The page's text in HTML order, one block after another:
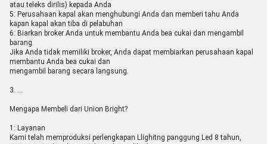
atau teleks dirilis) kepada Anda
5: Perusahaan kapal akan menghubungi Anda dan memberi tahu Anda
kapan kapal akan tiba di pelabuhan
6: Biarkan broker Anda untuk membantu Anda bea cukai dan mengambil
barang.
Jika Anda tidak memiliki broker, Anda dapat membiarkan perusahaan kapal
membantu Anda bea cukai dan
mengambil barang secara langsung.
3. …
Mengapa Membeli dari Union Bright?
1: Layanan
Kami telah memproduksi perlengkapan Llighitng panggung Led 8 tahun,